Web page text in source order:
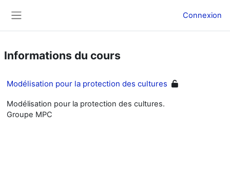
Connexion
Informations du cours
Modélisation pour la protection des cultures
Modélisation pour la protection des cultures.
Groupe MPC